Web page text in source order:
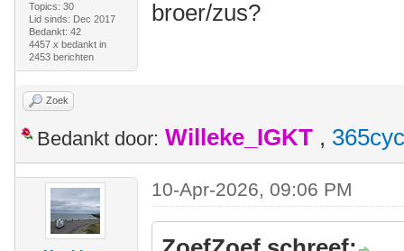
Topics: 30
Lid sinds: Dec 2017
Bedankt: 42
4457 x bedankt in
2453 berichten
broer/zus?
Zoek
Bedankt door: Willeke_IGKT ,
10-Apr-2026, 09:06 PM